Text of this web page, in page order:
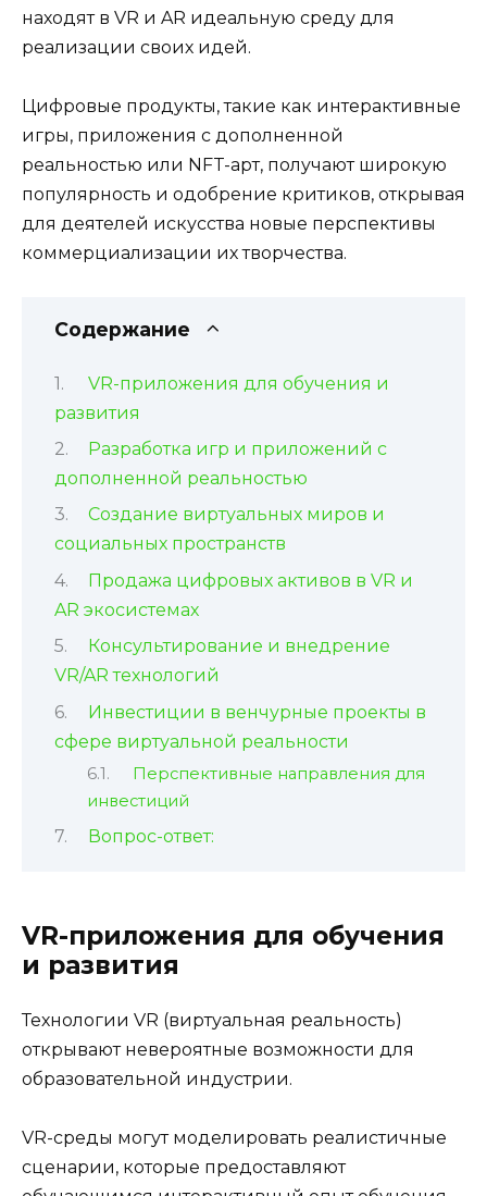
находят в VR и AR идеальную среду для
реализации своих идей.
Цифровые продукты, такие как интерактивные
игры, приложения с дополненной
реальностью или NFT-арт, получают широкую
популярность и одобрение критиков, открывая
для деятелей искусства новые перспективы
коммерциализации их творчества.
Содержание
VR-приложения для обучения и
развития
Разработка игр и приложений с
дополненной реальностью
Создание виртуальных миров и
социальных пространств
Продажа цифровых активов в VR и
AR экосистемах
Консультирование и внедрение
VR/AR технологий
Инвестиции в венчурные проекты в
сфере виртуальной реальности
Перспективные направления для
инвестиций
Вопрос-ответ:
VR-приложения для обучения
и развития
Технологии VR (виртуальная реальность)
открывают невероятные возможности для
образовательной индустрии.
VR-среды могут моделировать реалистичные
сценарии, которые предоставляют